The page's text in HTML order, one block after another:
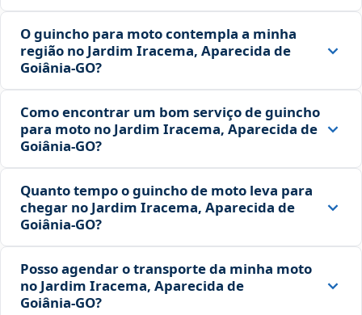
O guincho para moto contempla a minha
região no Jardim Iracema, Aparecida de
Goiânia‑GO?
Como encontrar um bom serviço de guincho
para moto no Jardim Iracema, Aparecida de
Goiânia‑GO?
Quanto tempo o guincho de moto leva para
chegar no Jardim Iracema, Aparecida de
Goiânia‑GO?
Posso agendar o transporte da minha moto
no Jardim Iracema, Aparecida de
Goiânia‑GO?